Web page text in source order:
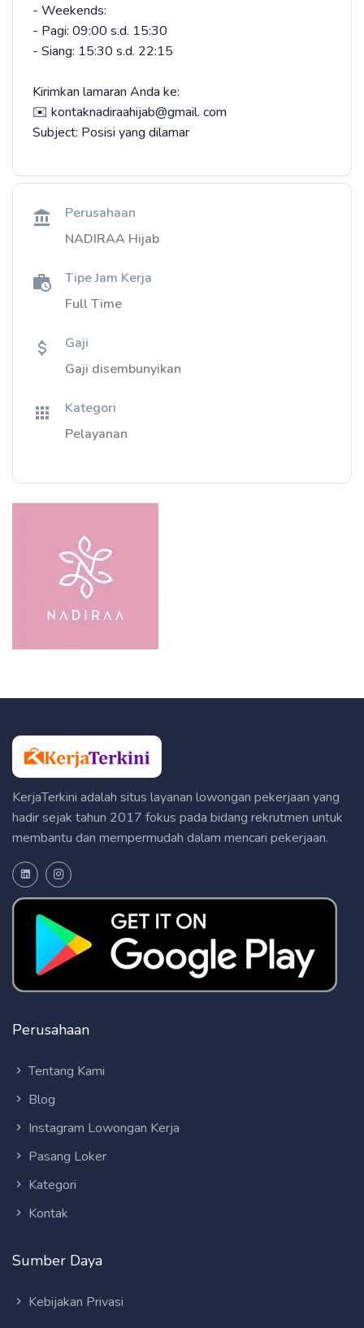
- Weekends:
- Pagi: 09:00 s.d. 15:30
- Siang: 15:30 s.d. 22:15
Kirimkan lamaran Anda ke:
✉️ kontaknadiraahijab@gmail. com
Subject: Posisi yang dilamar
Perusahaan
NADIRAA Hijab
Tipe Jam Kerja
Full Time
Gaji
Gaji disembunyikan
Kategori
Pelayanan
KerjaTerkini adalah situs layanan lowongan pekerjaan yang
hadir sejak tahun 2017 fokus pada bidang rekrutmen untuk
membantu dan mempermudah dalam mencari pekerjaan.
Perusahaan
Tentang Kami
Blog
Instagram Lowongan Kerja
Pasang Loker
Kategori
Kontak
Sumber Daya
Kebijakan Privasi